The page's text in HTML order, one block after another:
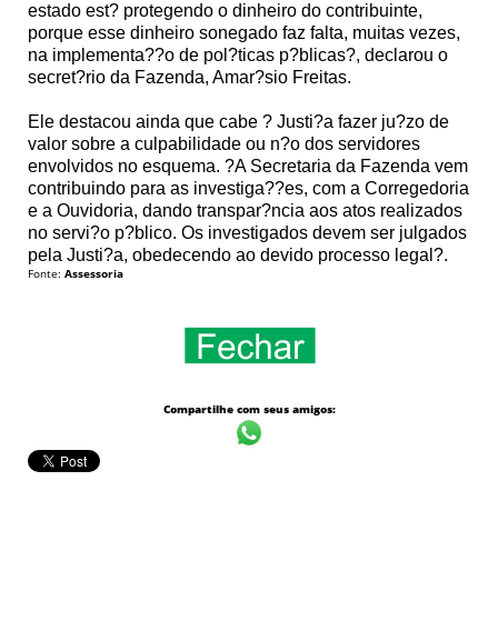
estado est? protegendo o dinheiro do contribuinte,
porque esse dinheiro sonegado faz falta, muitas vezes,
na implementa??o de pol?ticas p?blicas?, declarou o
secret?rio da Fazenda, Amar?sio Freitas.
Ele destacou ainda que cabe ? Justi?a fazer ju?zo de
valor sobre a culpabilidade ou n?o dos servidores
envolvidos no esquema. ?A Secretaria da Fazenda vem
contribuindo para as investiga??es, com a Corregedoria
e a Ouvidoria, dando transpar?ncia aos atos realizados
no servi?o p?blico. Os investigados devem ser julgados
pela Justi?a, obedecendo ao devido processo legal?.
Fonte: Assessoria
Compartilhe com seus amigos: